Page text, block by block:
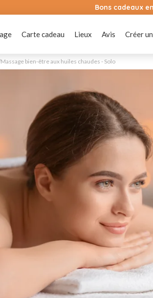
Bons cadeaux
Carte cadeau Lieux Avis Créer
Massage bien-être aux huiles chaudes - Solo